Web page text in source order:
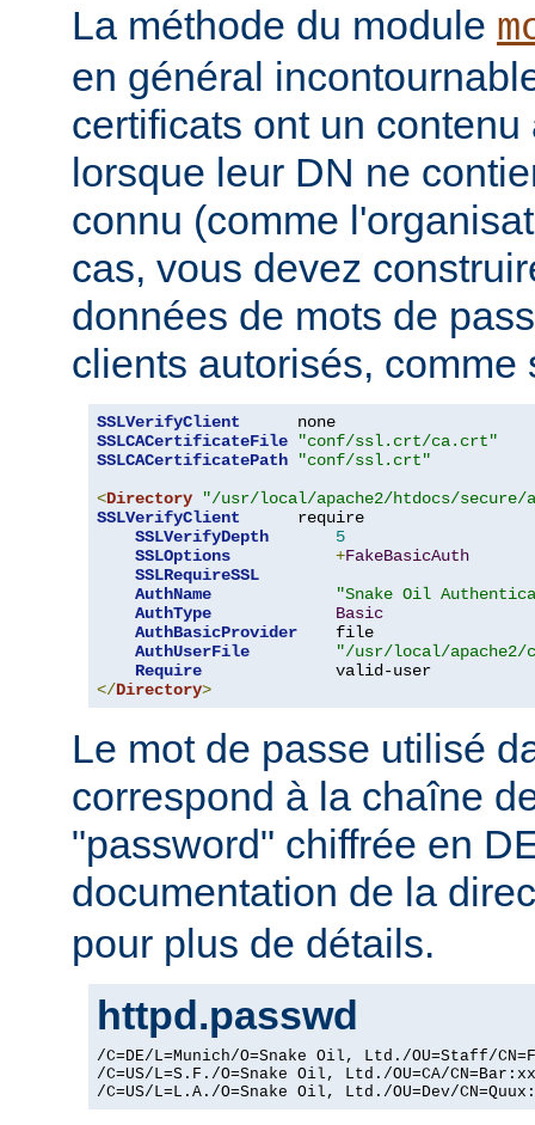
La méthode du module
en général
certificats ont un contenu
lorsque leur DN ne
connu (comme
cas, vous devez
données de mots de
clients autorisés, comme
SSLVerifyClient
SSLCACertificateFile
"conf/ssl.crt/ca.crt"
SSLCACertificatePath
"conf/ssl.crt"
<Directory
"/usr/local/apache2/htdocs/secure/
SSLVerifyClient
      require
SSLVerifyDepth
5
SSLOptions
+FakeBasicAuth
SSLRequireSSL
AuthName
"Snake Oil
AuthType
Basic
AuthBasicProvider
    file
AuthUserFile
"/usr/local/apache2/
Require
</Directory>
Le mot de passe utilisé
correspond à la chaîne
"password" chiffrée en
documentation de la
pour plus de détails.
httpd.passwd
/C=DE/L=Munich/O=Snake Oil, Ltd./OU=Staff/
/C=US/L=S.F./O=Snake Oil, Ltd./OU=CA/
/C=US/L=L.A./O=Snake Oil, Ltd./OU=Dev/